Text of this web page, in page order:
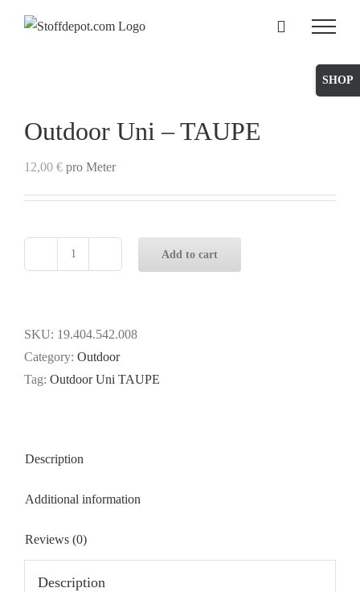
Outdoor Uni – TAUPE
12,00 € pro Meter
TAUPE
quantity
Add to cart
SKU: 19.404.542.008
Category: Outdoor
Tag: Outdoor Uni TAUPE
Description
Additional information
Reviews (0)
Description
Toggle
Sliding